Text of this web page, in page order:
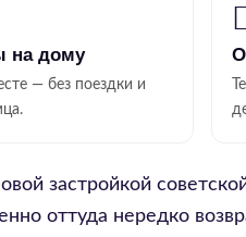
на дому
— без поездки и
застройкой
оттуда нередко